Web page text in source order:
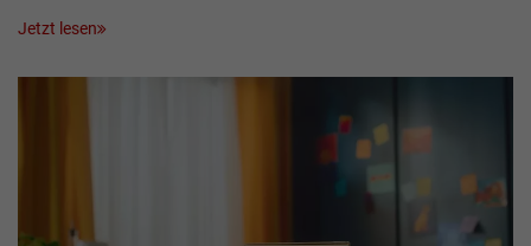
Jetzt lesen